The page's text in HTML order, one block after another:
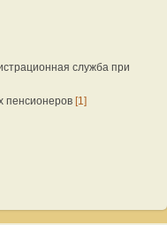
служба при
пенсионеров [1]